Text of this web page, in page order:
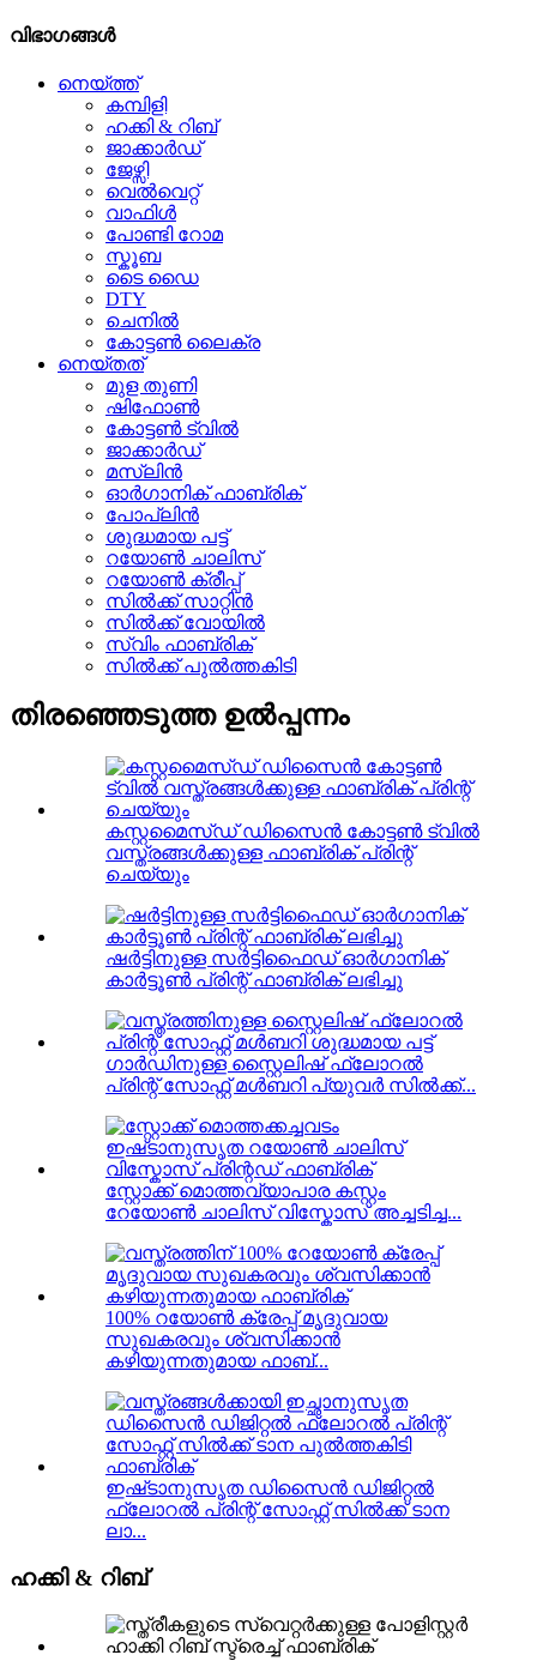
വിഭാഗങ്ങൾ
നെയ്ത്ത്
കമ്പിളി
ഹക്കി & റിബ്
ജാക്കാർഡ്
ജേഴ്സി
വെൽവെറ്റ്
വാഫിൾ
പോണ്ടി റോമ
സ്കൂബ
ടൈ ഡൈ
DTY
ചെനിൽ
കോട്ടൺ ലൈക്ര
നെയ്തത്
മുള തുണി
ഷിഫോൺ
കോട്ടൺ ട്വിൽ
ജാക്കാർഡ്
മസ്ലിൻ
ഓർഗാനിക് ഫാബ്രിക്
പോപ്ലിൻ
ശുദ്ധമായ പട്ട്
റയോൺ ചാലിസ്
റയോൺ ക്രീപ്പ്
സിൽക്ക് സാറ്റിൻ
സിൽക്ക് വോയിൽ
സ്വിം ഫാബ്രിക്
സിൽക്ക് പുൽത്തകിടി
തിരഞ്ഞെടുത്ത ഉൽപ്പന്നം
കസ്റ്റമൈസ്ഡ് ഡിസൈൻ കോട്ടൺ ട്വിൽ
വസ്ത്രങ്ങൾക്കുള്ള ഫാബ്രിക് പ്രിന്റ്
ചെയ്യും
ഷർട്ടിനുള്ള സർട്ടിഫൈഡ് ഓർഗാനിക്
കാർട്ടൂൺ പ്രിന്റ് ഫാബ്രിക് ലഭിച്ചു
ഗാർഡിനുള്ള സ്റ്റൈലിഷ് ഫ്ലോറൽ
പ്രിന്റ് സോഫ്റ്റ് മൾബറി പ്യുവർ സിൽക്ക്...
സ്റ്റോക്ക് മൊത്തവ്യാപാര കസ്റ്റം
റേയോൺ ചാലിസ് വിസ്കോസ് അച്ചടിച്ച...
100% റയോൺ ക്രേപ്പ് മൃദുവായ
സുഖകരവും ശ്വസിക്കാൻ
കഴിയുന്നതുമായ ഫാബ്...
ഇഷ്‌ടാനുസൃത ഡിസൈൻ ഡിജിറ്റൽ
ഫ്ലോറൽ പ്രിന്റ് സോഫ്റ്റ് സിൽക്ക് ടാന
ലാ...
ഹക്കി & റിബ്